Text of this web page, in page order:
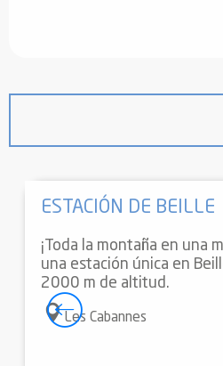
ESTACIÓN DE BEILLE
¡Toda la montaña en una
una estación única en
2000 m de altitud.
Les Cabannes